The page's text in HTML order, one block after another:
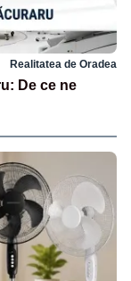
Realitatea de Oradea
De ce ne